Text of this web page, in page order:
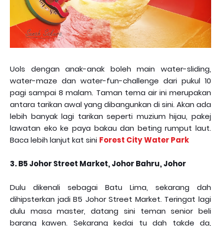
Uols dengan anak-anak boleh main water-sliding,
water-maze dan water-fun-challenge dari pukul 10
pagi sampai 8 malam. Taman tema air ini merupakan
antara tarikan awal yang dibangunkan di sini. Akan ada
lebih banyak lagi tarikan seperti muzium hijau, pakej
lawatan eko ke paya bakau dan beting rumput laut.
Baca lebih lanjut kat sini Forest City Water Park
3. B5 Johor Street Market, Johor Bahru, Johor
Dulu dikenali sebagai Batu Lima, sekarang dah
dihipsterkan jadi B5 Johor Street Market. Teringat lagi
dulu masa master, datang sini teman senior beli
barang kawen. Sekarang kedai tu dah takde da,